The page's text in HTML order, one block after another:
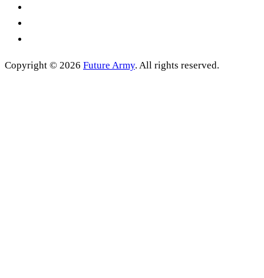
Copyright © 2026 Future Army. All rights reserved.